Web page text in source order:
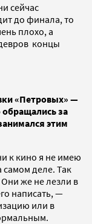
сейчас
до финала, то
плохо, а
концы
«Петровых» —
за
этим
к кино я не имею
самом деле. Так
же не лезли в
написать, —
или в